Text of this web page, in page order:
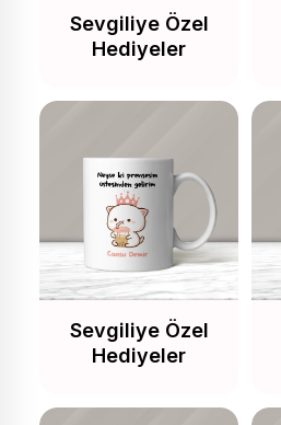
Sevgiliye Özel
Hediyeler
Sevgiliye Özel
Hediyeler